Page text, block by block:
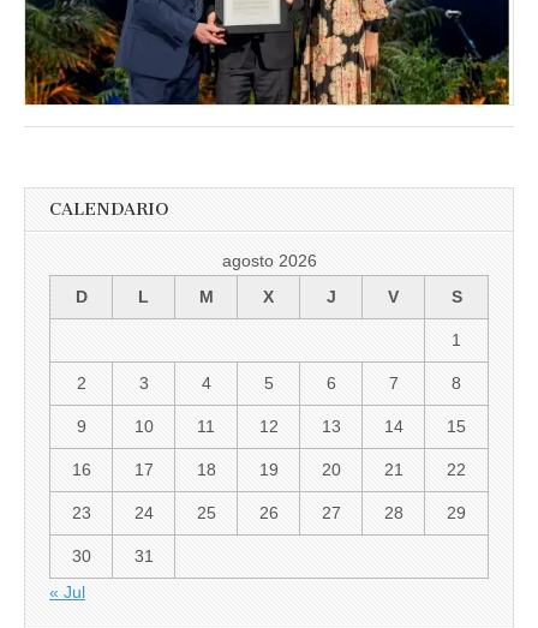
Trimestre
de
2018
CALENDARIO
agosto 2026
D
L M X J V S
1
2 3 4 5 6 7 8
9 10 11 12 13 14 15
16 17 18 19 20 21 22
23 24 25 26 27 28 29
30
31
« Jul